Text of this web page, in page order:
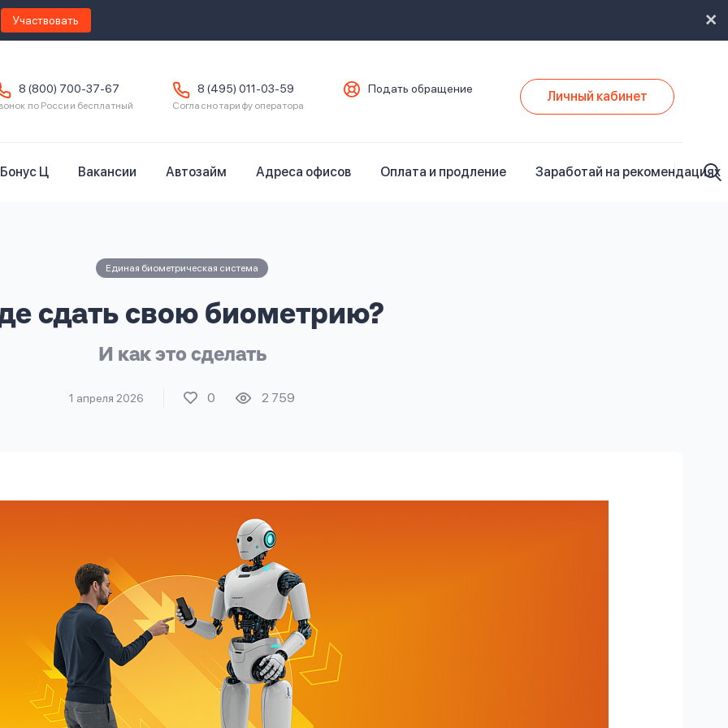
Участвовать
8 (800) 700-37-67
по России бесплатный
8 (495) 011-03-59
Согласно тарифу оператора
Подать обращение Личный кабинет
Бонус Ц Вакансии Автозайм Адреса офисов Оплата и продление Заработай на рекомендациях
Единая биометрическая система
сдать свою биометрию?
И как это сделать
1 апреля 2026 0 2 759